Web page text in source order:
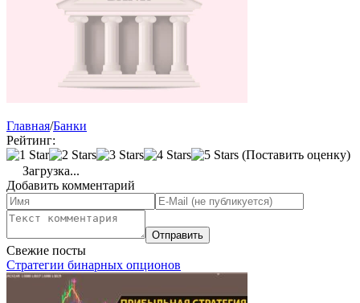
Главная/Банки
Рейтинг:
(Поставить оценку)
Загрузка...
Добавить комментарий
Свежие посты
Стратегии бинарных опционов